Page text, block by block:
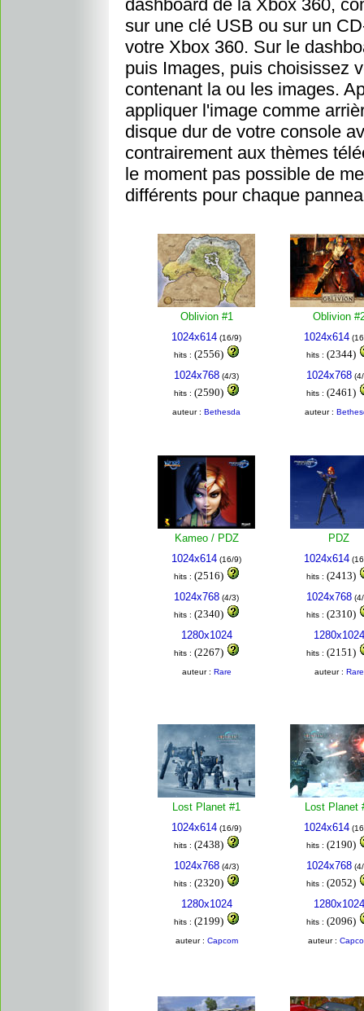
dashboard de la Xbox 360,
sur une clé USB ou sur un
votre Xbox 360. Sur le
puis Images, puis choisissez
contenant la ou les images.
appliquer l'image comme
disque dur de votre console
contrairement aux thèmes
le moment pas possible de
différents pour chaque
Oblivion #1
1024x614 (16/9)
hits : (2556)
1024x768 (4/3)
hits : (2590)
auteur : Bethesda
Oblivion
1024x614
hits : (2344)
1024x768
hits : (2461)
auteur :
Kameo / PDZ
1024x614 (16/9)
hits : (2516)
1024x768 (4/3)
hits : (2340)
1280x1024
hits : (2267)
auteur : Rare
PDZ
1024x614
hits : (2413)
1024x768
hits : (2310)
1280x1024
hits : (2151)
auteur : Rare
Lost Planet #1
1024x614 (16/9)
hits : (2438)
1024x768 (4/3)
hits : (2320)
1280x1024
hits : (2199)
auteur : Capcom
Lost Planet
1024x614
hits : (2190)
1024x768
hits : (2052)
1280x1024
hits : (2096)
auteur :